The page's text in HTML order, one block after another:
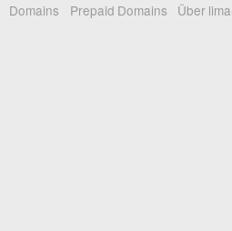
Domains Prepaid Domains Über